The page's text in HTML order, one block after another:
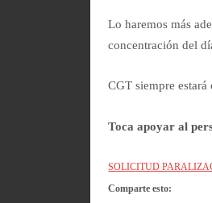
Lo haremos más
concentración del
CGT siempre
Toca apoyar al
SOLICITUD
Comparte esto: